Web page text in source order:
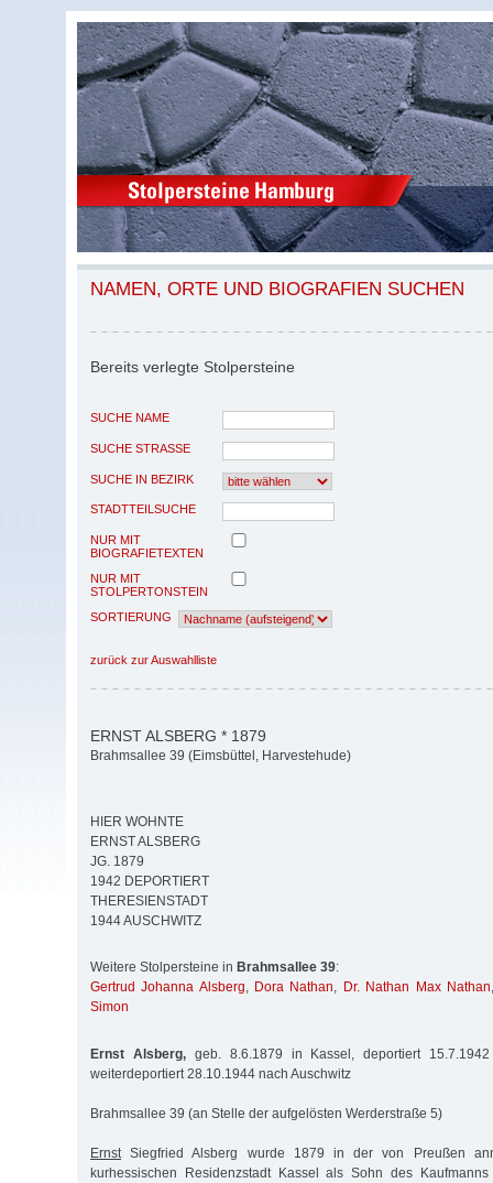
NAMEN, ORTE UND BIOGRAFIEN SUCHEN
Bereits verlegte Stolpersteine
SUCHE NAME
SUCHE STRASSE
SUCHE IN BEZIRK
STADTTEILSUCHE
NUR MIT
BIOGRAFIETEXTEN
NUR MIT
STOLPERTONSTEIN
SORTIERUNG
zurück zur Auswahlliste
ERNST ALSBERG * 1879
Brahmsallee 39 (Eimsbüttel, Harvestehude)
HIER WOHNTE
ERNST ALSBERG
JG. 1879
1942 DEPORTIERT
THERESIENSTADT
1944 AUSCHWITZ
Weitere Stolpersteine in Brahmsallee 39:
Gertrud Johanna Alsberg, Dora Nathan, Dr. Nathan Max Nathan
Simon
Ernst Alsberg,geb. 8.6.1879 in Kassel, deportiert 15.7.1942
weiterdeportiert 28.10.1944 nach Auschwitz
Brahmsallee 39 (an Stelle der aufgelösten Werderstraße 5)
Ernst Siegfried Alsberg wurde 1879 in der von Preußen
kurhessischen Residenzstadt Kassel als Sohn des